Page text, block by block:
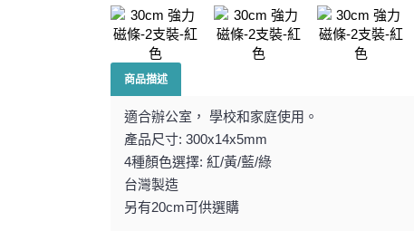
商品描述
適合辦公室， 學校和家庭使用。
產品尺寸: 300x14x5mm
4種顏色選擇: 紅/黃/藍/綠
台灣製造
另有20cm可供選購